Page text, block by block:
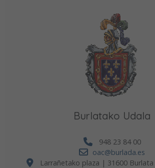
Burlatako Udala
948 23 84 00
oac@burlada.es
Larrañetako plaza | 31600 Burlata